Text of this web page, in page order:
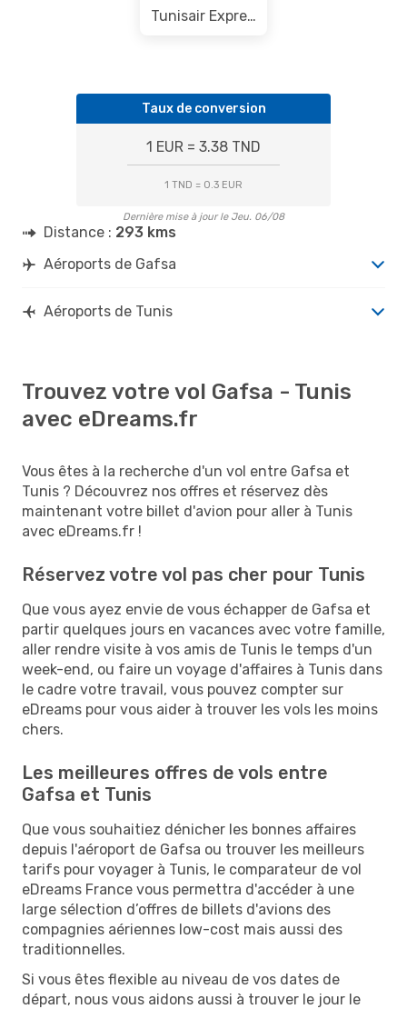
Tunisair Express
Taux de conversion
1 EUR = 3.38 TND
1 TND = 0.3 EUR
Dernière mise à jour le Jeu. 06/08
Distance : 293 kms
Aéroports de Gafsa
Aéroports de Tunis
Trouvez votre vol Gafsa - Tunis
avec eDreams.fr
Vous êtes à la recherche d'un vol entre Gafsa et
Tunis ? Découvrez nos offres et réservez dès
maintenant votre billet d'avion pour aller à Tunis
avec eDreams.fr !
Réservez votre vol pas cher pour Tunis
Que vous ayez envie de vous échapper de Gafsa et
partir quelques jours en vacances avec votre famille,
aller rendre visite à vos amis de Tunis le temps d'un
week-end, ou faire un voyage d'affaires à Tunis dans
le cadre votre travail, vous pouvez compter sur
eDreams pour vous aider à trouver les vols les moins
chers.
Les meilleures offres de vols entre
Gafsa et Tunis
Que vous souhaitiez dénicher les bonnes affaires
depuis l'aéroport de Gafsa ou trouver les meilleurs
tarifs pour voyager à Tunis, le comparateur de vol
eDreams France vous permettra d'accéder à une
large sélection d’offres de billets d'avions des
compagnies aériennes low-cost mais aussi des
traditionnelles.
Si vous êtes flexible au niveau de vos dates de
départ, nous vous aidons aussi à trouver le jour le